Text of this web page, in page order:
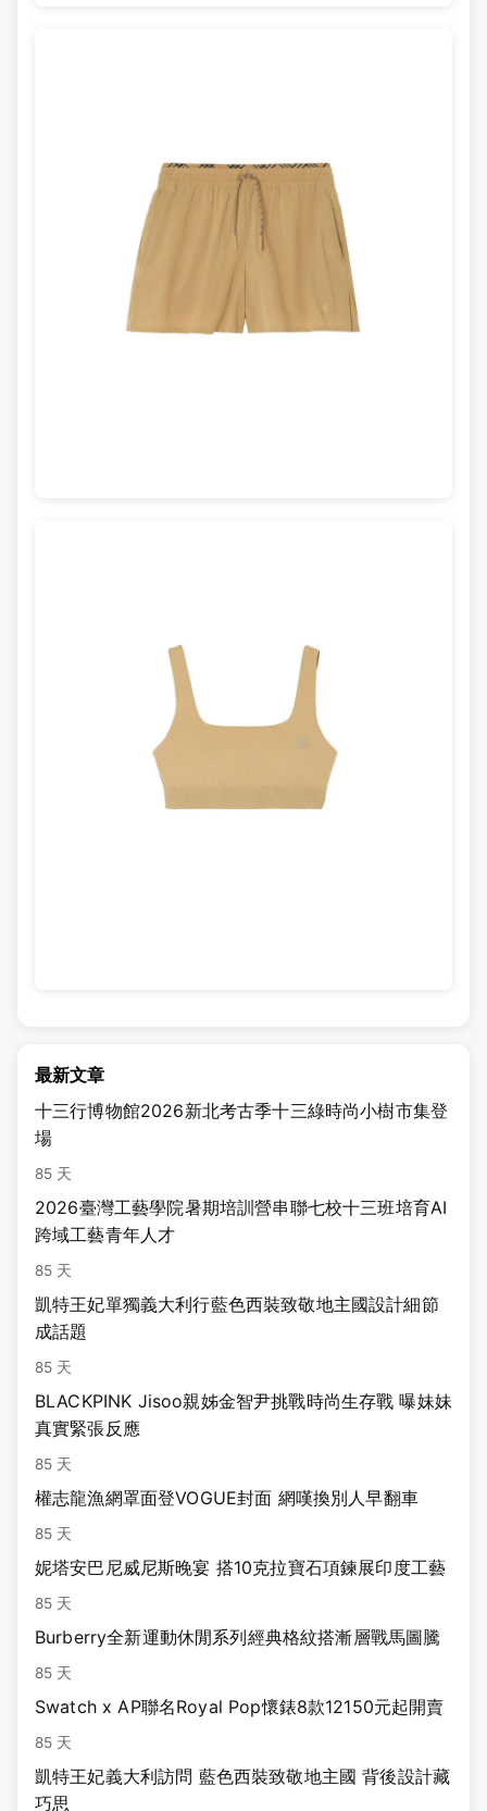
最新文章
十三行博物館2026新北考古季十三綠時尚小樹市集登
場
85 天
2026臺灣工藝學院暑期培訓營串聯七校十三班培育AI
跨域工藝青年人才
85 天
凱特王妃單獨義大利行藍色西裝致敬地主國設計細節
成話題
85 天
BLACKPINK Jisoo親姊金智尹挑戰時尚生存戰 曝妹妹
真實緊張反應
85 天
權志龍漁網罩面登VOGUE封面 網嘆換別人早翻車
85 天
妮塔安巴尼威尼斯晚宴 搭10克拉寶石項鍊展印度工藝
85 天
Burberry全新運動休閒系列經典格紋搭漸層戰馬圖騰
85 天
Swatch x AP聯名Royal Pop懷錶8款12150元起開賣
85 天
凱特王妃義大利訪問 藍色西裝致敬地主國 背後設計藏
巧思